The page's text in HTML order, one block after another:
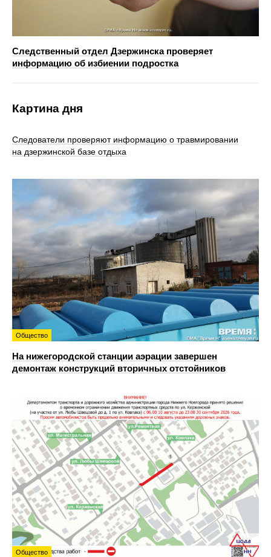
Следственный отдел Дзержинска проверяет
информацию об избиении подростка
Картина дня
Следователи проверяют информацию о травмировании
на дзержинской базе отдыха
Общество
На нижегородской станции аэрации завершен
демонтаж конструкций вторичных отстойников
Общество